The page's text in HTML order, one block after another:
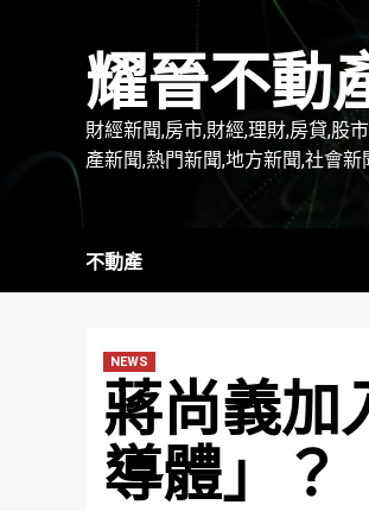
耀晉不動
財經新聞,房市,財經,理財,房貸,股
產新聞,熱門新聞,地方新聞,社會新
不動產
NEWS
蔣尚義加
導體」？